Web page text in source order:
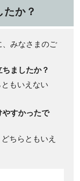
たか？
、みなさまのご
ましたか？
ともいえない
やすかったで
どちらともいえ